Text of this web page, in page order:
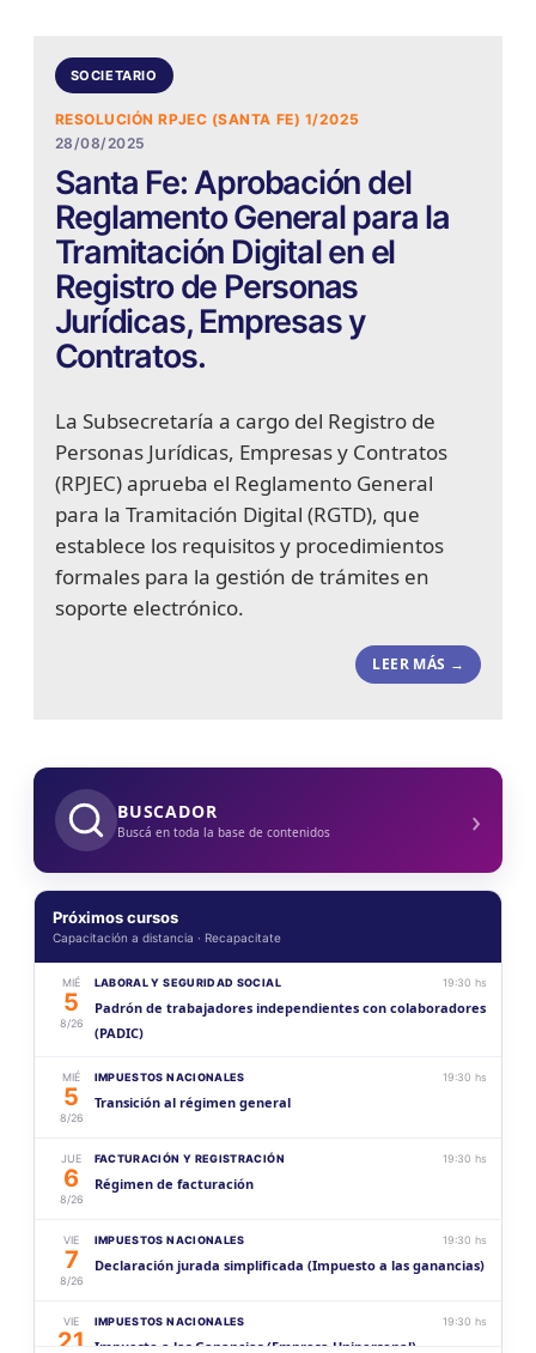
SOCIETARIO
RESOLUCIÓN RPJEC (SANTA FE) 1/2025
28/08/2025
Santa Fe: Aprobación del
Reglamento General para la
Tramitación Digital en el
Registro de Personas
Jurídicas, Empresas y
Contratos.
La Subsecretaría a cargo del Registro de
Personas Jurídicas, Empresas y Contratos
(RPJEC) aprueba el Reglamento General
para la Tramitación Digital (RGTD), que
establece los requisitos y procedimientos
formales para la gestión de trámites en
soporte electrónico.
LEER MÁS →
BUSCADOR
Buscá en toda la base de contenidos ›
Próximos cursos
Capacitación a distancia · Recapacitate
MIÉ
5
8/26
LABORAL Y SEGURIDAD SOCIAL 19:30 hs
Padrón de trabajadores independientes con colaboradores
(PADIC)
MIÉ
5
8/26
IMPUESTOS NACIONALES 19:30 hs
Transición al régimen general
JUE
6
8/26
FACTURACIÓN Y REGISTRACIÓN 19:30 hs
Régimen de facturación
VIE
7
8/26
IMPUESTOS NACIONALES 19:30 hs
Declaración jurada simplificada (Impuesto a las ganancias)
VIE
21
IMPUESTOS NACIONALES 19:30 hs
Impuesto a las Ganancias (Empresa Unipersonal)